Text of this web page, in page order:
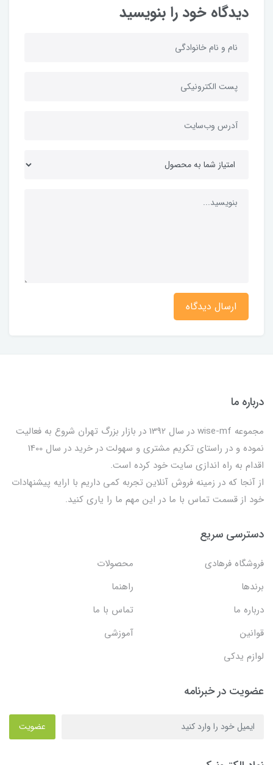
دیدگاه خود را بنویسید
ارسال دیدگاه
درباره ما
مجموعه wise-mf در سال 1392 در بازار بزرگ تهران شروع به فعالیت
نموده و در راستای تکریم مشتری و سهولت در خرید در سال 1400
اقدام به راه اندازی سایت خود کرده است.
از آنجا که در زمینه فروش آنلاین تجربه کمی داریم با ارایه پیشنهادات
خود از قسمت تماس با ما در این مهم ما را یاری کنید.
دسترسی سریع
فروشگاه فرهادی
محصولات
برندها
راهنما
درباره ما
تماس با ما
قوانین
آموزشی
لوازم یدکی
عضویت در خبرنامه
عضویت